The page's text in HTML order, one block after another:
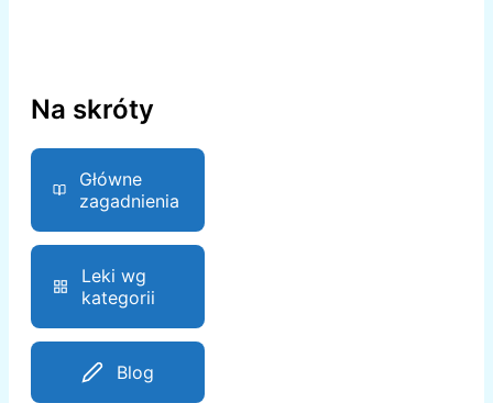
Na skróty
Główne
zagadnienia
Leki wg
kategorii
Blog